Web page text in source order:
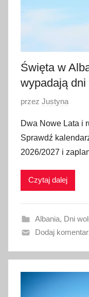
Święta w
wypadają
O
u
b
l
i
a
n
3
0
przez Justyna
Dwa Nowe Lata i
Sprawdź
2026/2027 i
Czytaj dalej
Albania, Dni
Dodaj